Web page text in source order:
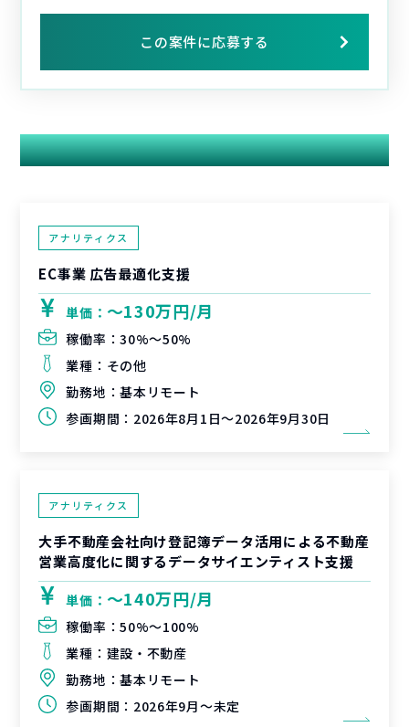
この案件に応募する
関連する案件
アナリティクス
EC事業 広告最適化支援
単価： 〜130万円/月
稼働率：30%〜50%
業種： その他
勤務地：基本リモート
参画期間： 2026年8月1日～2026年9月30日
アナリティクス
大手不動産会社向け登記簿データ活用による不動産
営業高度化に関するデータサイエンティスト支援
単価： 〜140万円/月
稼働率：50%〜100%
業種： 建設・不動産
勤務地：基本リモート
参画期間： 2026年9月～未定